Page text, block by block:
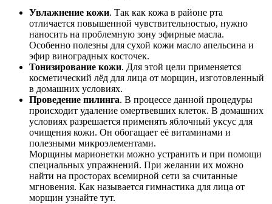
Увлажнение кожи. Так как кожа в районе рта
отличается повышенной чувствительностью, нужно
наносить на проблемную зону эфирные масла.
Особенно полезны для сухой кожи масло апельсина и
эфир виноградных косточек.
Тонизирование кожи. Для этой цели применяется
косметический лёд для лица от морщин, изготовленный
в домашних условиях.
Проведение пилинга. В процессе данной процедуры
происходит удаление омертвевших клеток. В домашних
условиях разрешается применять яблочный уксус для
очищения кожи. Он обогащает её витаминами и
полезными микроэлементами.
Морщины марионетки можно устранить и при помощи
специальных упражнений. При желании их можно
найти на просторах всемирной сети за считанные
мгновения. Как называется гимнастика для лица от
морщин узнайте тут.